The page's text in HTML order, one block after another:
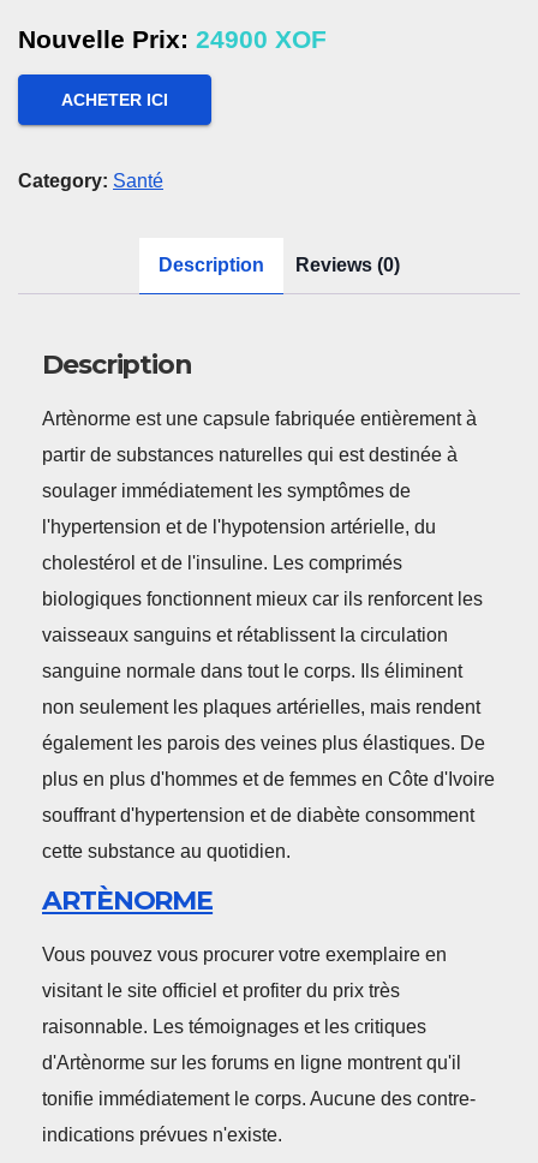
Nouvelle Prix: 24900 XOF
ACHETER ICI
Category: Santé
Description Reviews (0)
Description
Artènorme est une capsule fabriquée entièrement à
partir de substances naturelles qui est destinée à
soulager immédiatement les symptômes de
l'hypertension et de l'hypotension artérielle, du
cholestérol et de l'insuline. Les comprimés
biologiques fonctionnent mieux car ils renforcent les
vaisseaux sanguins et rétablissent la circulation
sanguine normale dans tout le corps. Ils éliminent
non seulement les plaques artérielles, mais rendent
également les parois des veines plus élastiques. De
plus en plus d'hommes et de femmes en Côte d'Ivoire
souffrant d'hypertension et de diabète consomment
cette substance au quotidien.
ARTÈNORME
Vous pouvez vous procurer votre exemplaire en
visitant le site officiel et profiter du prix très
raisonnable. Les témoignages et les critiques
d'Artènorme sur les forums en ligne montrent qu'il
tonifie immédiatement le corps. Aucune des contre-
indications prévues n'existe.